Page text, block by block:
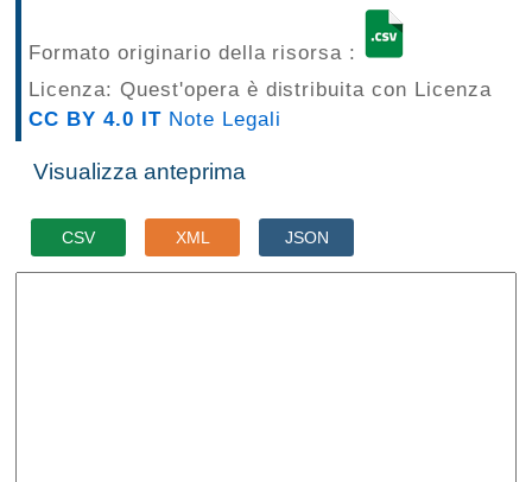
Formato originario della risorsa :
Licenza: Quest'opera è distribuita con Licenza
CC BY 4.0 IT Note Legali
Visualizza anteprima
CSV XML JSON